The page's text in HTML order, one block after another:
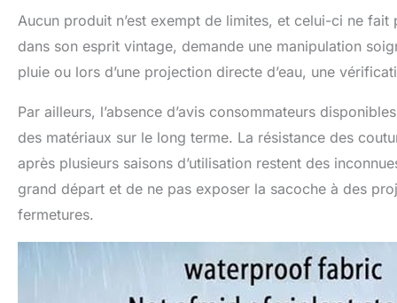
Aucun produit n’est exempt de limites, et celui-ci ne
dans son esprit vintage, demande une manipulation
pluie ou lors d’une projection directe d’eau, une
Par ailleurs, l’absence d’avis consommateurs
des matériaux sur le long terme. La résistance des
après plusieurs saisons d’utilisation restent des
grand départ et de ne pas exposer la sacoche à des
fermetures.